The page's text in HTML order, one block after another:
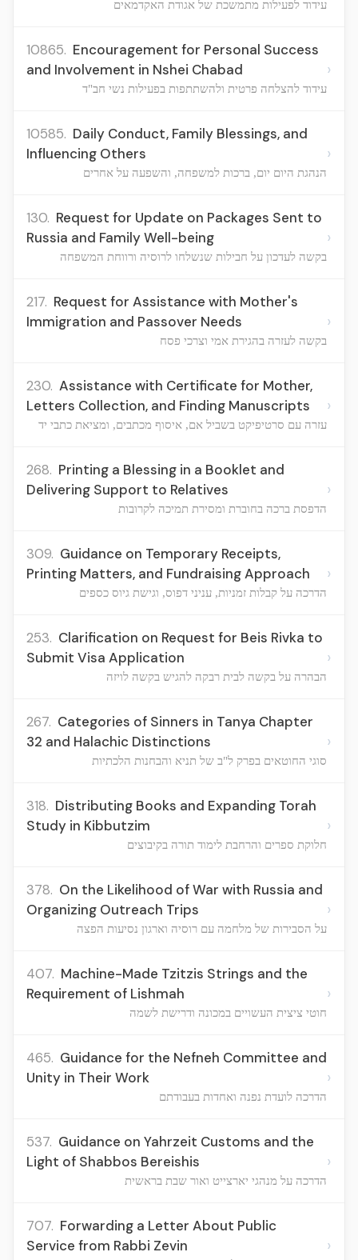
עידוד לפעילות מתמשכת של אגודת האקדמאים
10865. Encouragement for Personal Success
and Involvement in Nshei Chabad
עידוד להצלחה פרטית ולהשתתפות בפעילות נשי חב"ד
›
10585. Daily Conduct, Family Blessings, and
Influencing Others
הנהגת היום יום, ברכות למשפחה, והשפעה על אחרים
›
130. Request for Update on Packages Sent to
Russia and Family Well-being
בקשה לעדכון על חבילות שנשלחו לרוסיה ורווחת המשפחה
›
217. Request for Assistance with Mother's
Immigration and Passover Needs
בקשה לעזרה בהגירת אמי וצרכי פסח
›
230. Assistance with Certificate for Mother,
Letters Collection, and Finding Manuscripts
עזרה עם סרטיפיקט בשביל אם, איסוף מכתבים, ומציאת כתבי יד
›
268. Printing a Blessing in a Booklet and
Delivering Support to Relatives
הדפסת ברכה בחוברת ומסירת תמיכה לקרובות
›
309. Guidance on Temporary Receipts,
Printing Matters, and Fundraising Approach
הדרכה על קבלות זמניות, עניני דפוס, וגישת גיוס כספים
›
253. Clarification on Request for Beis Rivka to
Submit Visa Application
הבהרה על בקשה לבית רבקה להגיש בקשה לויזה
›
267. Categories of Sinners in Tanya Chapter
32 and Halachic Distinctions
סוגי החוטאים בפרק ל"ב של תניא והבחנות הלכתיות
›
318. Distributing Books and Expanding Torah
Study in Kibbutzim
חלוקת ספרים והרחבת לימוד תורה בקיבוצים
›
378. On the Likelihood of War with Russia and
Organizing Outreach Trips
על הסבירות של מלחמה עם רוסיה וארגון נסיעות הפצה
›
407. Machine-Made Tzitzis Strings and the
Requirement of Lishmah
חוטי ציצית העשויים במכונה ודרישת לשמה
›
465. Guidance for the Nefneh Committee and
Unity in Their Work
הדרכה לועדת נפנה ואחדות בעבודתם
›
537. Guidance on Yahrzeit Customs and the
Light of Shabbos Bereishis
הדרכה על מנהגי יארצייט ואור שבת בראשית
›
707. Forwarding a Letter About Public
Service from Rabbi Zevin
›